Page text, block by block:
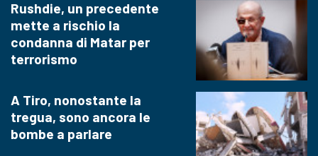
Rushdie, un precedente
mette a rischio la
condanna di Matar per
terrorismo
A Tiro, nonostante la
tregua, sono ancora le
bombe a parlare